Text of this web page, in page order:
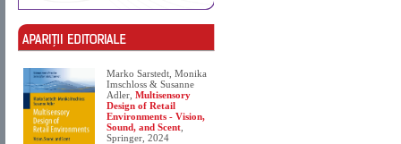
Marko Sarstedt, Monika
Imschloss & Susanne
Adler, Multisensory
Design of Retail
Environments - Vision,
Sound, and Scent
Springer, 2024